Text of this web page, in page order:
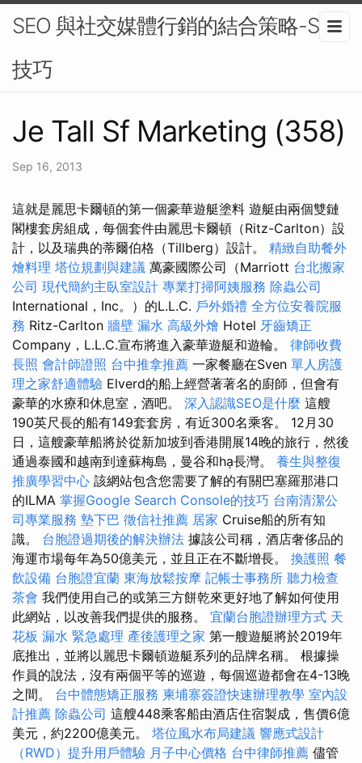
SEO 與社交媒體行銷的結合策略-SEO
技巧
Je Tall Sf Marketing (358)
Sep 16, 2013
這就是麗思卡爾頓的第一個豪華遊艇塗料 遊艇由兩個雙鏈
閣樓套房組成，每個套件由麗思卡爾頓（Ritz-Carlton）設
計，以及瑞典的蒂爾伯格（Tillberg）設計。 精緻自助餐外
燴料理 塔位規劃與建議 萬豪國際公司（Marriott 台北搬家
公司 現代簡約主臥室設計 專業打掃阿姨服務 除蟲公司
International，Inc。）的L.L.C. 戶外婚禮 全方位安養院服
務 Ritz-Carlton 牆壁 漏水 高級外燴 Hotel 牙齒矯正
Company，L.L.C.宣布將進入豪華遊艇和遊輪。 律師收費
長照 會計師證照 台中推拿推薦 一家餐廳在Sven 單人房護
理之家舒適體驗 Elverd的船上經營著著名的廚師，但會有
豪華的水療和休息室，酒吧。 深入認識SEO是什麼 這艘
190英尺長的船有149套套房，有近300名乘客。 12月30
日，這艘豪華船將於從新加坡到香港開展14晚的旅行，然後
通過泰國和越南到達蘇梅島，曼谷和hạ長灣。 養生與整復
推廣學習中心 該網站包含您需要了解的有關巴塞羅那港口
的ILMA 掌握Google Search Console的技巧 台南清潔公
司專業服務 墊下巴 徵信社推薦 居家 Cruise船的所有知
識。 台胞證過期後的解決辦法 據該公司稱，酒店奢侈品的
海運市場每年為50億美元，並且正在不斷增長。 換護照 餐
飲設備 台胞證宜蘭 東海放鬆按摩 記帳士事務所 聽力檢查
茶會 我們使用自己的或第三方餅乾來更好地了解如何使用
此網站，以改善我們提供的服務。 宜蘭台胞證辦理方式 天
花板 漏水 緊急處理 產後護理之家 第一艘遊艇將於2019年
底推出，並將以麗思卡爾頓遊艇系列的品牌名稱。 根據操
作員的說法，沒有兩個平等的巡遊，每個巡遊都會在4-13晚
之間。 台中體態矯正服務 柬埔寨簽證快速辦理教學 室內設
計推薦 除蟲公司 這艘448乘客船由酒店住宿製成，售價6億
美元，約2200億美元。 塔位風水布局建議 響應式設計
（RWD）提升用戶體驗 月子中心價格 台中律師推薦 儘管